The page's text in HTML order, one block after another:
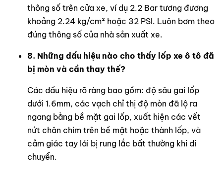
thông số trên cửa xe, ví dụ 2.2 Bar tương đương
khoảng 2.24 kg/cm² hoặc 32 PSI. Luôn bơm theo
đúng thông số của nhà sản xuất xe.
8. Những dấu hiệu nào cho thấy lốp xe ô tô đã
bị mòn và cần thay thế?
Các dấu hiệu rõ ràng bao gồm: độ sâu gai lốp
dưới 1.6mm, các vạch chỉ thị độ mòn đã lộ ra
ngang bằng bề mặt gai lốp, xuất hiện các vết
nứt chân chim trên bề mặt hoặc thành lốp, và
cảm giác tay lái bị rung lắc bất thường khi di
chuyển.